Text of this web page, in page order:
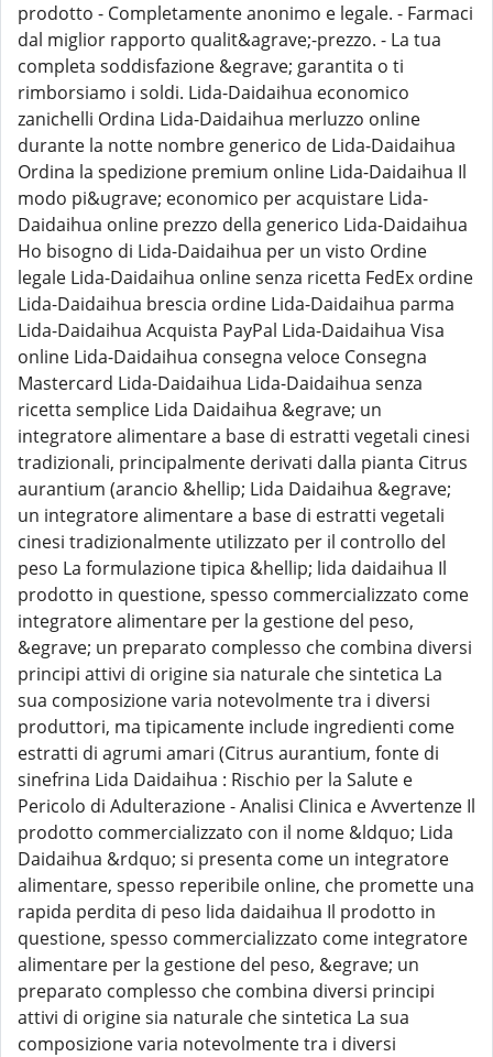
prodotto - Completamente anonimo e legale. - Farmaci
dal miglior rapporto qualit&agrave;-prezzo. - La tua
completa soddisfazione &egrave; garantita o ti
rimborsiamo i soldi. Lida-Daidaihua economico
zanichelli Ordina Lida-Daidaihua merluzzo online
durante la notte nombre generico de Lida-Daidaihua
Ordina la spedizione premium online Lida-Daidaihua Il
modo pi&ugrave; economico per acquistare Lida-
Daidaihua online prezzo della generico Lida-Daidaihua
Ho bisogno di Lida-Daidaihua per un visto Ordine
legale Lida-Daidaihua online senza ricetta FedEx ordine
Lida-Daidaihua brescia ordine Lida-Daidaihua parma
Lida-Daidaihua Acquista PayPal Lida-Daidaihua Visa
online Lida-Daidaihua consegna veloce Consegna
Mastercard Lida-Daidaihua Lida-Daidaihua senza
ricetta semplice Lida Daidaihua &egrave; un
integratore alimentare a base di estratti vegetali cinesi
tradizionali, principalmente derivati dalla pianta Citrus
aurantium (arancio &hellip; Lida Daidaihua &egrave;
un integratore alimentare a base di estratti vegetali
cinesi tradizionalmente utilizzato per il controllo del
peso La formulazione tipica &hellip; lida daidaihua Il
prodotto in questione, spesso commercializzato come
integratore alimentare per la gestione del peso,
&egrave; un preparato complesso che combina diversi
principi attivi di origine sia naturale che sintetica La
sua composizione varia notevolmente tra i diversi
produttori, ma tipicamente include ingredienti come
estratti di agrumi amari (Citrus aurantium, fonte di
sinefrina Lida Daidaihua : Rischio per la Salute e
Pericolo di Adulterazione - Analisi Clinica e Avvertenze Il
prodotto commercializzato con il nome &ldquo; Lida
Daidaihua &rdquo; si presenta come un integratore
alimentare, spesso reperibile online, che promette una
rapida perdita di peso lida daidaihua Il prodotto in
questione, spesso commercializzato come integratore
alimentare per la gestione del peso, &egrave; un
preparato complesso che combina diversi principi
attivi di origine sia naturale che sintetica La sua
composizione varia notevolmente tra i diversi